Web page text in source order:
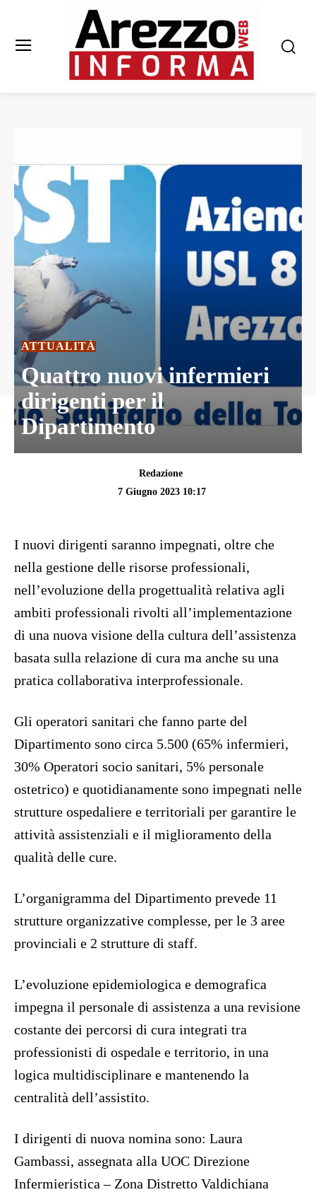
ATTUALITÀ
Quattro nuovi infermieri
dirigenti per il
Dipartimento
Redazione
7 Giugno 2023 10:17
I nuovi dirigenti saranno impegnati, oltre che
nella gestione delle risorse professionali,
nell’evoluzione della progettualità relativa agli
ambiti professionali rivolti all’implementazione
di una nuova visione della cultura dell’assistenza
basata sulla relazione di cura ma anche su una
pratica collaborativa interprofessionale.
Gli operatori sanitari che fanno parte del
Dipartimento sono circa 5.500 (65% infermieri,
30% Operatori socio sanitari, 5% personale
ostetrico) e quotidianamente sono impegnati nelle
strutture ospedaliere e territoriali per garantire le
attività assistenziali e il miglioramento della
qualità delle cure.
L’organigramma del Dipartimento prevede 11
strutture organizzative complesse, per le 3 aree
provinciali e 2 strutture di staff.
L’evoluzione epidemiologica e demografica
impegna il personale di assistenza a una revisione
costante dei percorsi di cura integrati tra
professionisti di ospedale e territorio, in una
logica multidisciplinare e mantenendo la
centralità dell’assistito.
I dirigenti di nuova nomina sono: Laura
Gambassi, assegnata alla UOC Direzione
Infermieristica – Zona Distretto Valdichiana